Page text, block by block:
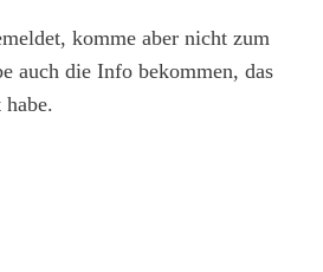
komme aber nicht zum
auch die Info bekommen, das